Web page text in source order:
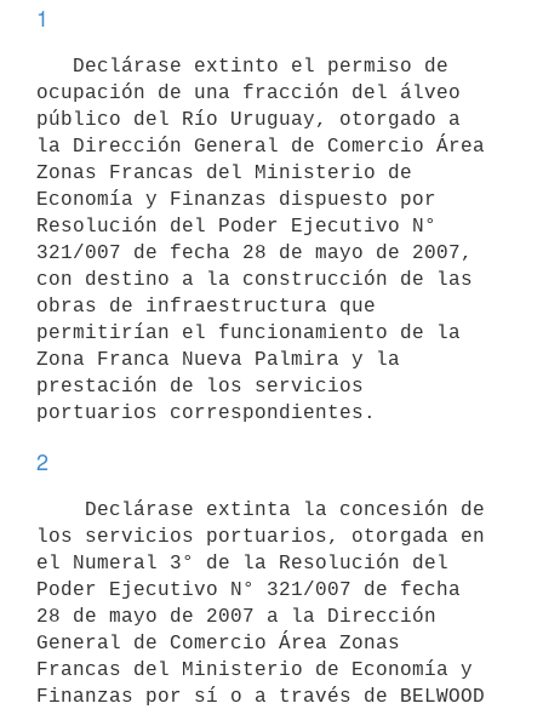
1
ocupación de una fracción del álveo
público del Río Uruguay, otorgado a
la Dirección General de Comercio Área
Zonas Francas del Ministerio de
Economía y Finanzas dispuesto por
Resolución del Poder Ejecutivo N°
321/007 de fecha 28 de mayo de 2007,
con destino a la construcción de las
obras de infraestructura que
permitirían el funcionamiento de la
Zona Franca Nueva Palmira y la
prestación de los servicios
2
los servicios portuarios, otorgada en
el Numeral 3° de la Resolución del
Poder Ejecutivo N° 321/007 de fecha
28 de mayo de 2007 a la Dirección
General de Comercio Área Zonas
Francas del Ministerio de Economía y
Finanzas por sí o a través de BELWOOD